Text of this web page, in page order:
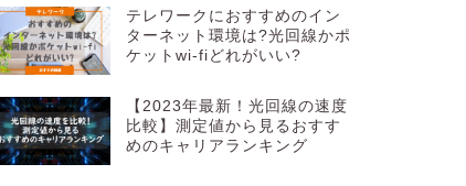
テレワークにおすすめのイン
ターネット環境は?光回線かポ
ケットwi-fiどれがいい?
【2023年最新！光回線の速度
比較】測定値から見るおすす
めのキャリアランキング